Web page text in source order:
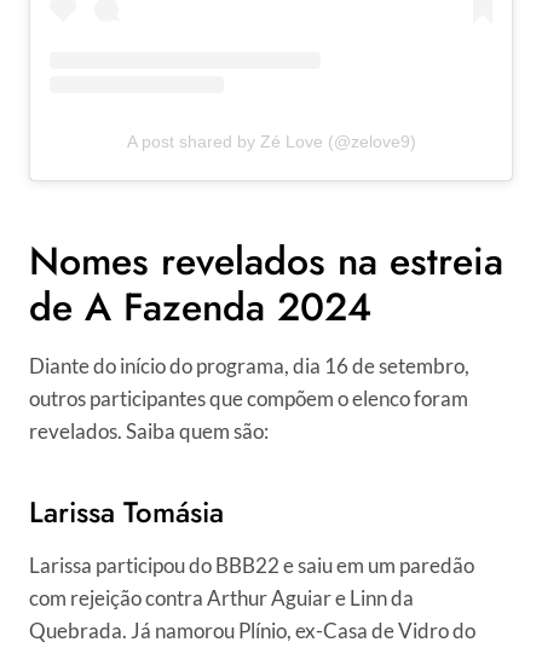
A post shared by Zé Love (@zelove9)
Nomes revelados na estreia
de A Fazenda 2024
Diante do início do programa, dia 16 de setembro,
outros participantes que compõem o elenco foram
revelados. Saiba quem são:
Larissa Tomásia
Larissa participou do BBB22 e saiu em um paredão
com rejeição contra Arthur Aguiar e Linn da
Quebrada. Já namorou Plínio, ex-Casa de Vidro do